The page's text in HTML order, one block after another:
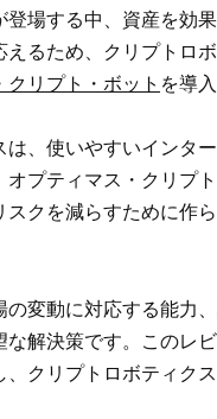
登場する中、資産を効
えるため、クリプトロ
クリプト・ボット を導
は、使いやすいインタ
オプティマス・クリプ
スクを減らすために作
の変動に対応する能力
な解決策です。このレ
、クリプトロボティク